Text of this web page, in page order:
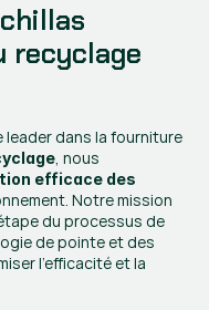
recyclage
leader dans la fourniture
, nous
efficace des
Notre mission
du processus de
l’efficacité et la